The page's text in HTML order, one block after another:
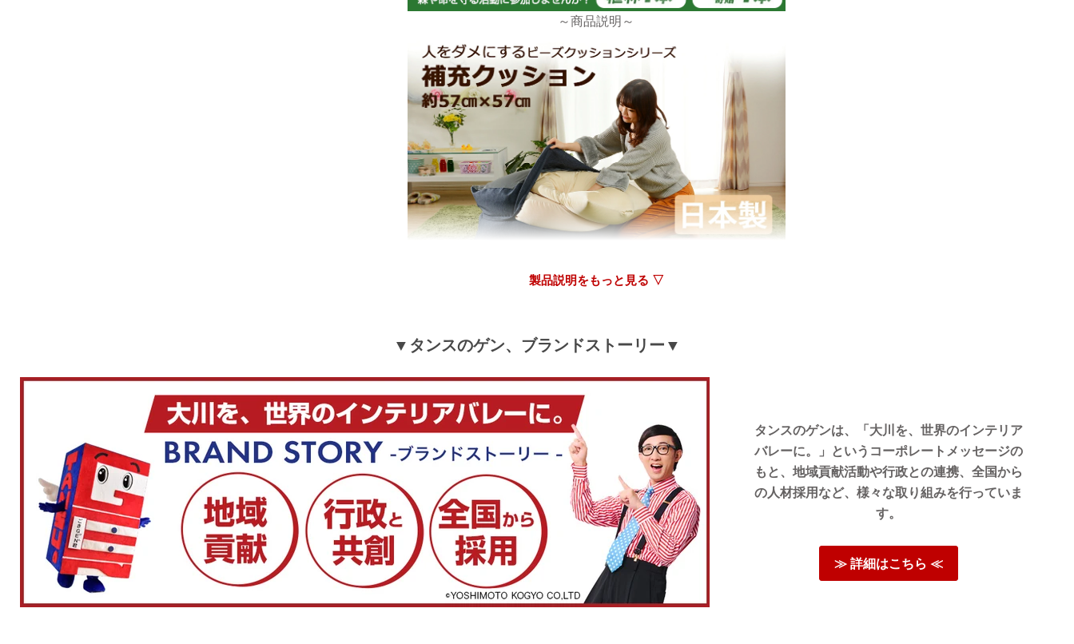
追加購入決定
れました。
手触りもよくて、体にもよく馴染むので大変気に入っています。
佐賀よか(山プロジェクト)を見ていたので、タンスのゲンさんを知
る事が出来て
嬉しいです。
>>タンスのゲンが返信しました
レビューのご投稿、誠にありがとうございます。
数ある店舗の中から当店を選んで頂き誠にありがとうござい
ます。
また機会が御座いましたら、当店をご利用下さいませ。
～商品説明～
製品説明をもっと見る ▽
▼タンスのゲン、ブランドストーリー▼
タンスのゲンは、「大川を、世界のインテリア
バレーに。」というコーポレートメッセージの
もと、地域貢献活動や行政との連携、全国から
の人材採用など、様々な取り組みを行っていま
す。
≫ 詳細はこちら ≪